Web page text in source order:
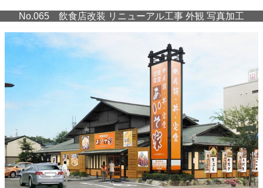
No.065 飲食店改装 リニューアル工事 外観 写真加工